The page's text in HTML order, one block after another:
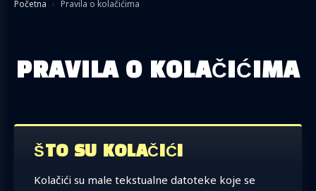
Početna › Pravila o kolačićima
PRAVILA O KOLAČIĆIMA
ŠTO SU KOLAČIĆI
Kolačići su male tekstualne datoteke koje se